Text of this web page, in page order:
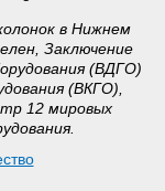
в Нижнем
Заключение
(ВДГО)
(ВКГО),
12 мировых